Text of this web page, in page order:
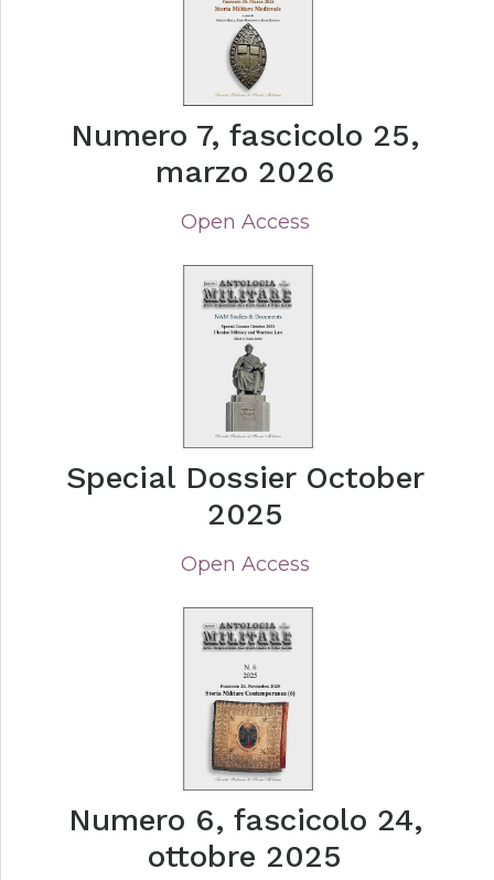
Numero 7, fascicolo 25,
marzo 2026
Open Access
Special Dossier October
2025
Open Access
Numero 6, fascicolo 24,
ottobre 2025